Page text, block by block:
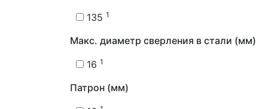
135 1
Макс. диаметр сверления в стали (мм)
16 1
Патрон (мм)